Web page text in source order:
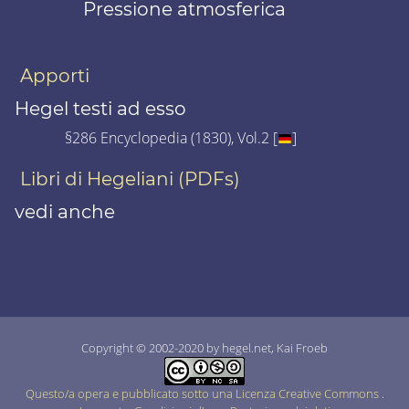
Pressione atmosferica
Apporti
Hegel testi ad esso
§286 Encyclopedia (1830), Vol.2 [ ]
Libri di Hegeliani (PDFs)
vedi anche
Copyright © 2002-2020 by hegel.net, Kai Froeb
Questo/a opera e pubblicato sotto una Licenza Creative Commons .